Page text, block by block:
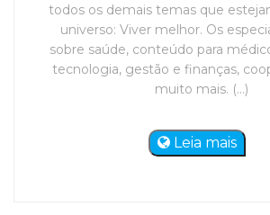
todos os demais temas que
universo: Viver melhor. Os
sobre saúde, conteúdo para
tecnologia, gestão e finanças,
muito mais. (...)
Leia mais